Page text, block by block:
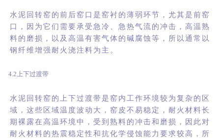
水泥回转窑的前后窑口是窑衬的薄弱环节，尤其是前窑
口，因为它们需要承受急冷、急热气流的冲击，高温熟
料的磨损，以及高温有害气体的碱腐蚀等，所以通常以
钢纤维增强 耐火浇注料为主。
4.2上下过渡带
水泥回转窑的上下过渡带是窑内工作环境较为复杂的区
域，这些区域温度波动大，窑皮不易稳定，耐火材料长
期裸露在高温环境中，受到熟料的冲击和磨损，因此对
耐火材料的热震稳定性和抗化学侵蚀能力要求较高，所